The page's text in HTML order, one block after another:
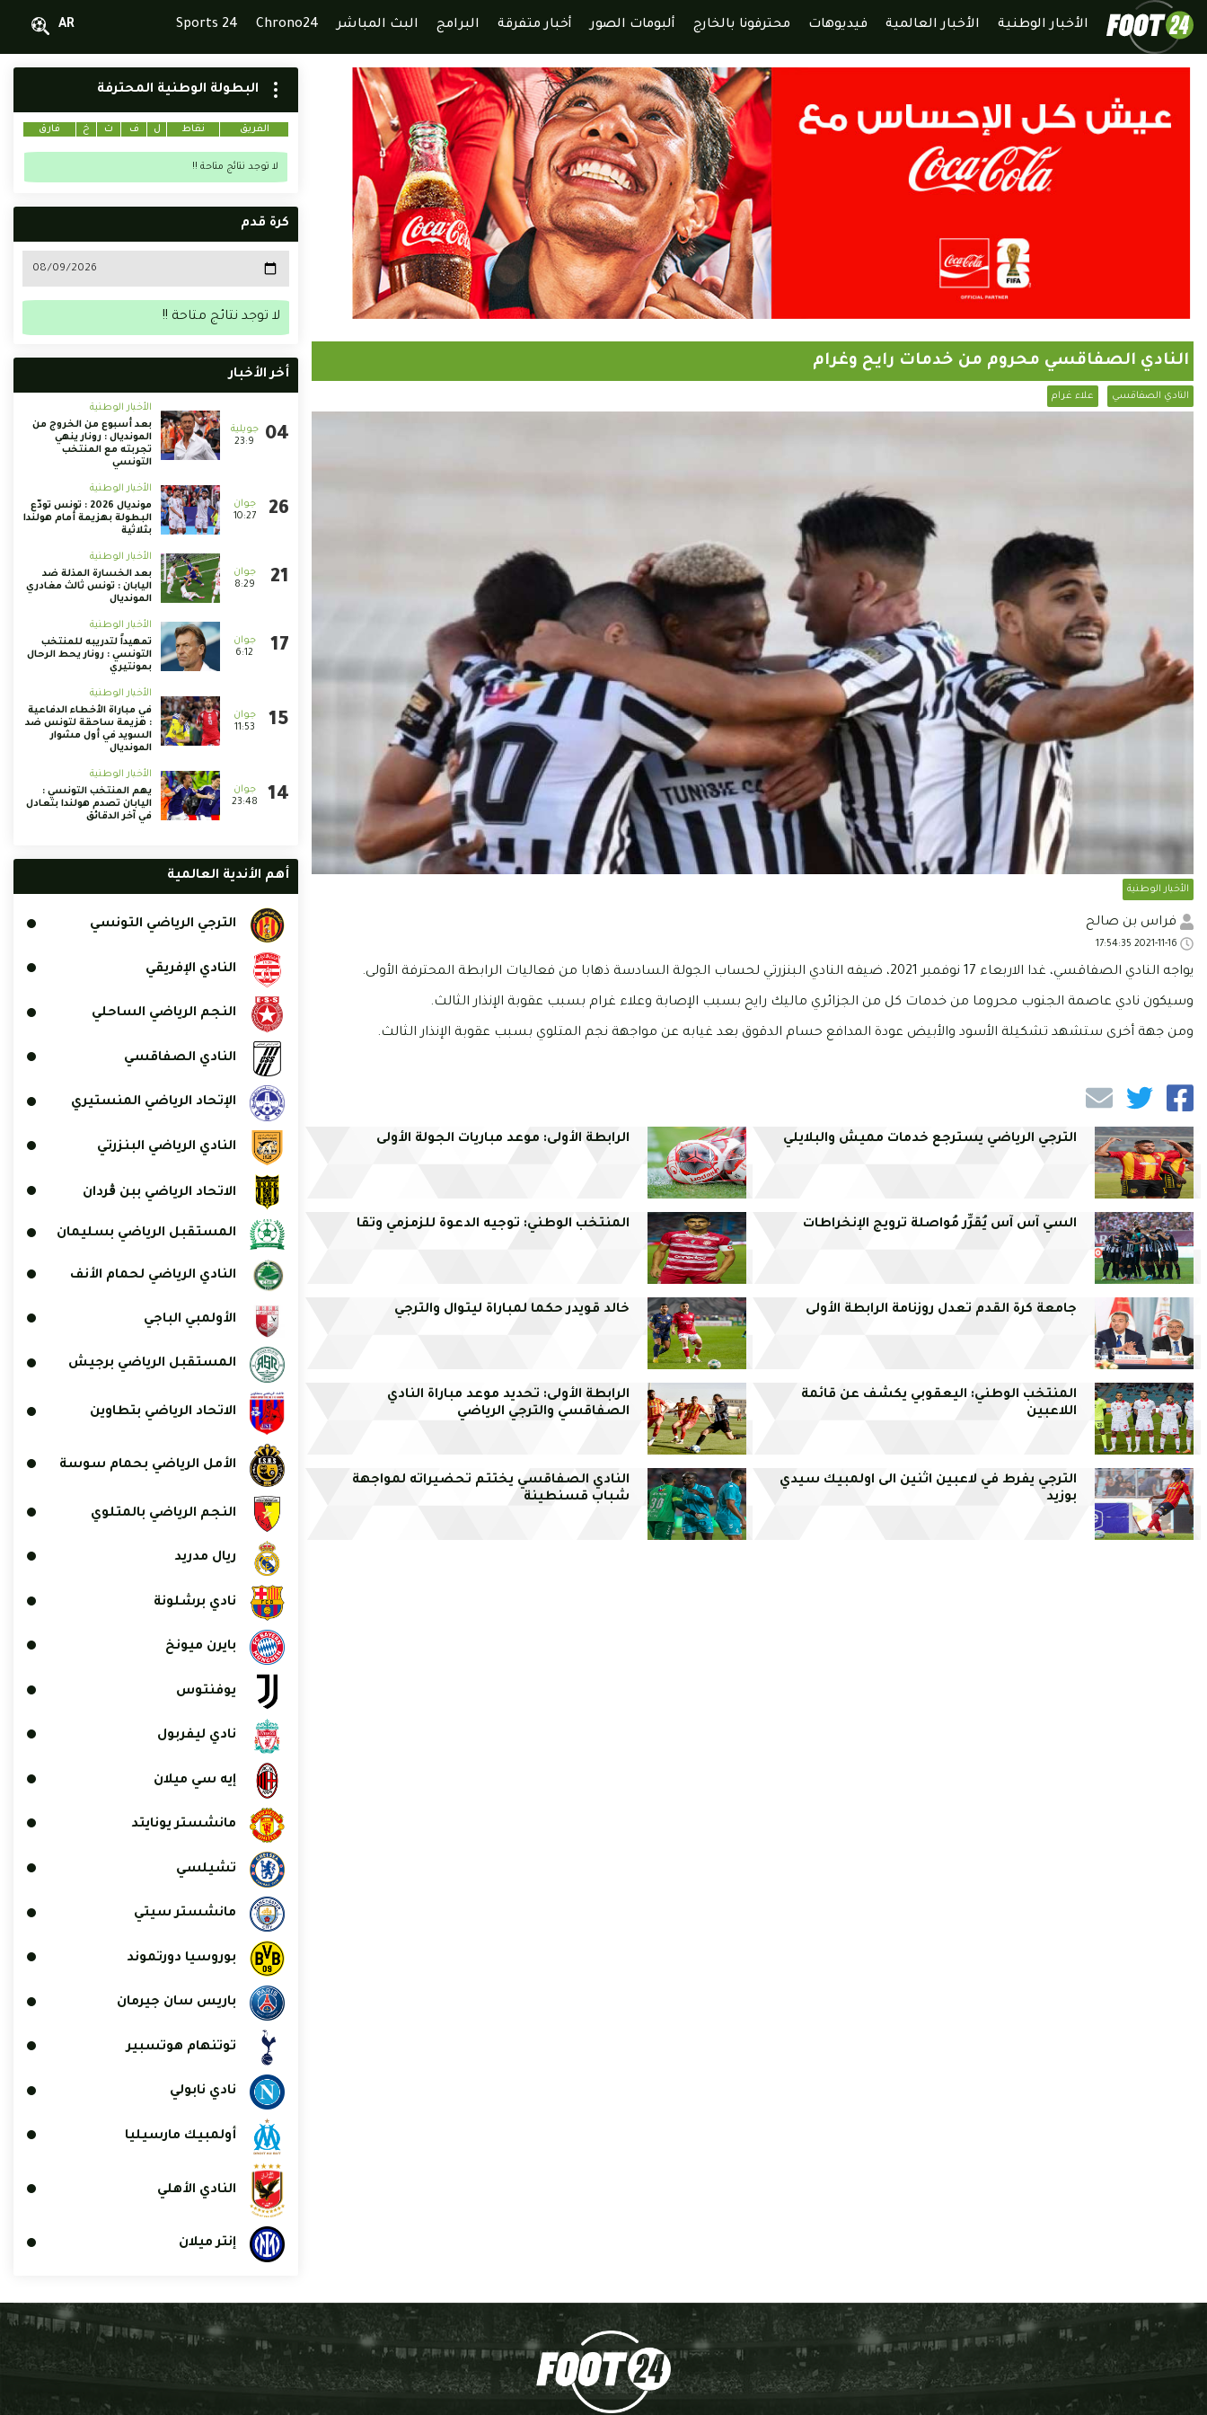
الأخبار الوطنية الأخبار العالمية فيديوهات محترفونا بالخارج ألبومات الصور أخبار متفرقة البرامج البث المباشر Chrono24
Sports 24
AR
النادي الصفاقسي محروم من خدمات رايح وغرام
النادي الصفاقسي علاء غرام
الأخبار الوطنية
فراس بن صالح
يواجه النادي الصفاقسي، غدا الاربعاء 17 نوفمبر 2021، ضيفه النادي البنزرتي لحساب الجولة السادسة ذهابا من فعاليات الرابطة المحترفة الأولى.
وسيكون نادي عاصمة الجنوب محروما من خدمات كل من الجزائري ماليك رايح بسبب الإصابة وعلاء غرام بسبب عقوبة الإنذار الثالث.
ومن جهة أخرى ستشهد تشكيلة الأسود والأبيض عودة المدافع حسام الدقوق بعد غيابه عن مواجهة نجم المتلوي بسبب عقوبة الإنذار الثالث.
الترجي الرياضي يسترجع خدمات مميش والبلايلي الرابطة الأولى: موعد مباريات الجولة الأولى
السي آس آس يُقرِّر مُواصلة ترويج الإنخراطات المنتخب الوطني: توجيه الدعوة للزمزمي وتقا
جامعة كرة القدم تعدل روزنامة الرابطة الأولى خالد قويدر حكما لمباراة ليتوال والترجي
المنتخب الوطني: اليعقوبي يكشف عن قائمة
اللاعبين
الرابطة الأولى: تحديد موعد مباراة النادي
الصفاقسي والترجي الرياضي
الترجي يفرط في لاعبين اثنين الى اولمبيك سيدي
بوزيد
النادي الصفاقسي يختتم تحضيراته لمواجهة
شباب قسنطينة
البطولة الوطنية المحترفة
الفريق نقاط ل ف ت خ فارق
لا توجد نتائج متاحة !!
كرة قدم
لا توجد نتائج متاحة !!
أخر الأخبار
23:9
الأخبار الوطنية
بعد أسبوع من الخروج من
المونديال : رونار ينهي
تجربته مع المنتخب
التونسي
10:27
الأخبار الوطنية
مونديال 2026 : تونس تودّع
البطولة بهزيمة أمام هولندا
بثلاثية
8:29
الأخبار الوطنية
بعد الخسارة المذلة ضد
اليابان : تونس ثالث مغادري
المونديال
6:12
الأخبار الوطنية
تمهيداً لتدريبه للمنتخب
التونسي : رونار يحط الرحال
بمونتيري
11:53
الأخبار الوطنية
في مباراة الأخطاء الدفاعية
: هزيمة ساحقة لتونس ضد
السويد في أول مشوار
المونديال
23:48
الأخبار الوطنية
يهم المنتخب التونسي :
اليابان تصدم هولندا بتعادل
في آخر الدقائق
أهم الأندية العالمية
الترجي الرياضي التونسي
النادي الإفريقي
النجم الرياضي الساحلي
النادي الصفاقسي
الإتحاد الرياضي المنستيري
النادي الرياضي البنزرتي
الاتحاد الرياضي ببن ڨردان
المستقبل الرياضي بسليمان
النادي الرياضي لحمام الأنف
الأولمبي الباجي
المستقبل الرياضي برجيش
الاتحاد الرياضي بتطاوين
الأمل الرياضي بحمام سوسة
النجم الرياضي بالمتلوي
ريال مدريد
نادي برشلونة
بايرن ميونخ
يوفنتوس
نادي ليفربول
إيه سي ميلان
مانشستر يونايتد
تشيلسي
مانشستر سيتي
بوروسيا دورتموند
باريس سان جيرمان
توتنهام هوتسبير
نادي نابولي
أولمبيك مارسيليا
النادي الأهلي
إنتر ميلان